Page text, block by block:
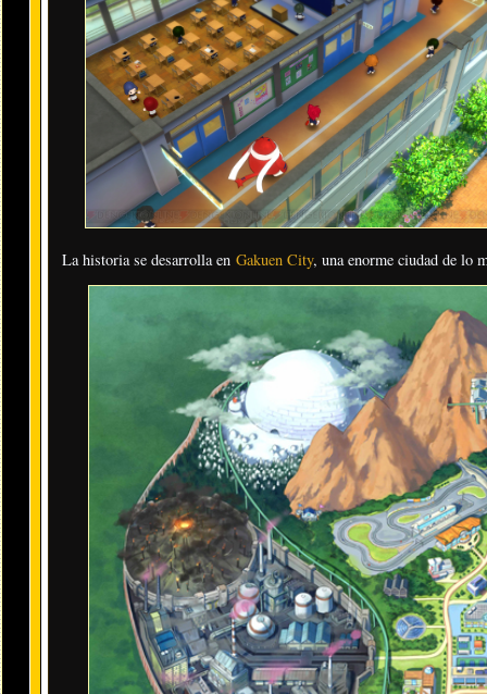
La historia se desarrolla en Gakuen City, una enorme ciudad de lo